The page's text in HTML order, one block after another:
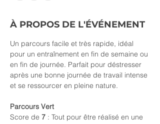
À PROPOS DE L'ÉVÉNEMENT
Un parcours facile et très rapide, idéal
pour un entraînement en fin de semaine ou
en fin de journée. Parfait pour déstresser
après une bonne journée de travail intense
et se ressourcer en pleine nature.
Parcours Vert
Score de 7 : Tout pour être réalisé en une